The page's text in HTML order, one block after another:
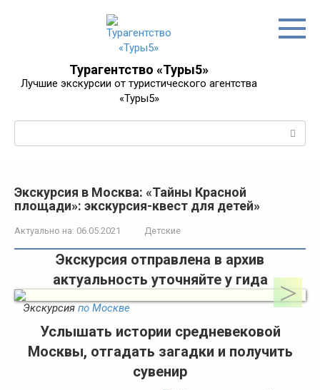
Турагентство «Туры5»
Лучшие экскурсии от туристического агентства
«Туры5»
Экскурсия в Москва: «Тайны Красной
площади»: экскурсия-квест для детей»
Актуально на: 06.05.2021 Детские
Экскурсия отправлена в архив
актуальность уточняйте у гида
Экскурсияпо Москве
Услышать истории средневековой
Москвы, отгадать загадки и получить
сувенир